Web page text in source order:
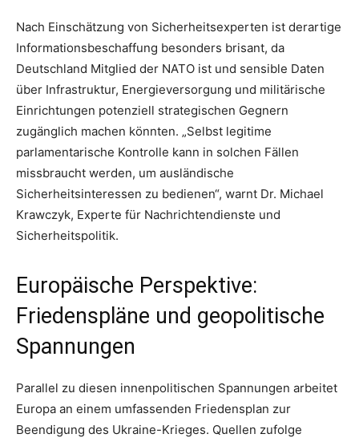
Nach Einschätzung von Sicherheitsexperten ist derartige
Informationsbeschaffung besonders brisant, da
Deutschland Mitglied der NATO ist und sensible Daten
über Infrastruktur, Energieversorgung und militärische
Einrichtungen potenziell strategischen Gegnern
zugänglich machen könnten. „Selbst legitime
parlamentarische Kontrolle kann in solchen Fällen
missbraucht werden, um ausländische
Sicherheitsinteressen zu bedienen“, warnt Dr. Michael
Krawczyk, Experte für Nachrichtendienste und
Sicherheitspolitik.
Europäische Perspektive:
Friedenspläne und geopolitische
Spannungen
Parallel zu diesen innenpolitischen Spannungen arbeitet
Europa an einem umfassenden Friedensplan zur
Beendigung des Ukraine-Krieges. Quellen zufolge